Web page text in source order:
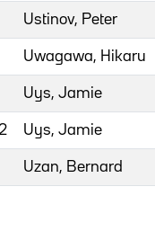
Ustinov, Peter
Uwagawa, Hikaru
Uys, Jamie
Uys, Jamie
Uzan, Bernard